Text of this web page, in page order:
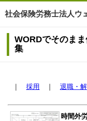
社会保険労務士法人ウ
WORDでそのま
集
｜ 採用 ｜ 退職・
時間外